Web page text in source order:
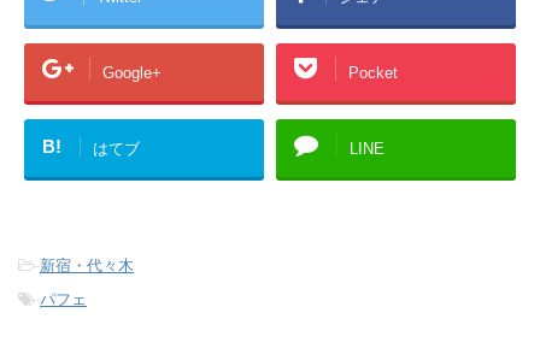
Google+ Pocket
B! はてブ LINE
-新宿・代々木
-パフェ